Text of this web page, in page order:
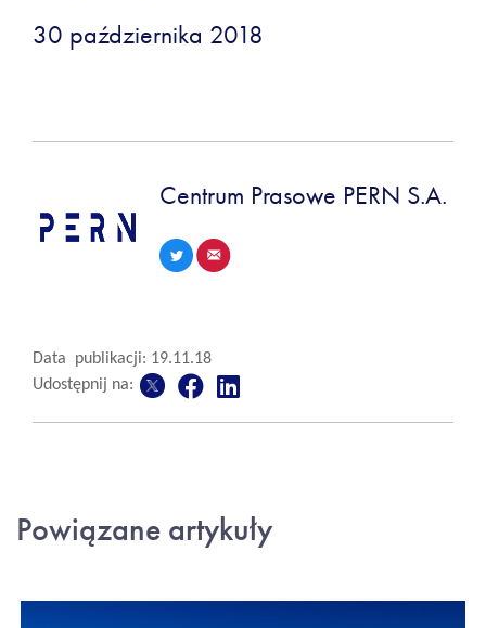
30 października 2018
Centrum Prasowe PERN S.A.
Data publikacji: 19.11.18
Udostępnij na:
Powiązane artykuły